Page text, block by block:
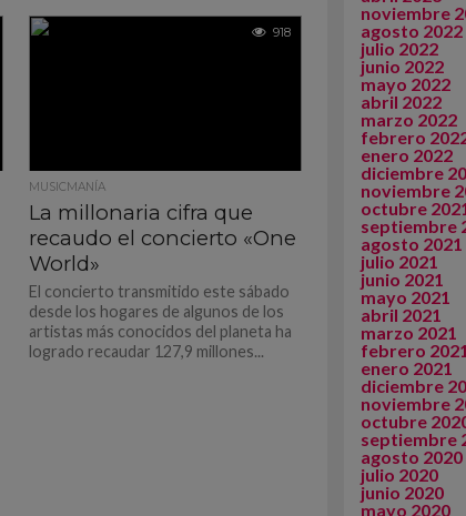
918
MUSICMANÍA
La millonaria cifra que
recaudo el concierto «One
World»
El concierto transmitido este sábado
desde los hogares de algunos de los
artistas más conocidos del planeta ha
logrado recaudar 127,9 millones...
noviembre
agosto 2022
julio 2022
junio 2022
mayo 2022
abril 2022
marzo 2022
febrero
enero 2022
diciembre
noviembre
octubre
septiembre
agosto 2021
julio 2021
junio 2021
mayo 2021
abril 2021
marzo 2021
febrero
enero 2021
diciembre
noviembre
octubre
septiembre
agosto 2020
julio 2020
junio 2020
mayo 2020